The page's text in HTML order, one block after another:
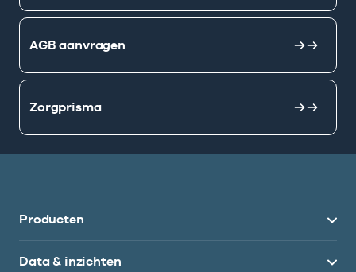
AGB aanvragen
Zorgprisma
Producten
Data & inzichten